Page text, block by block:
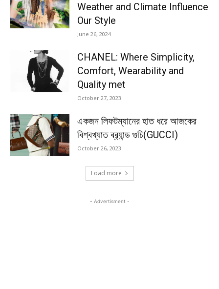
Weather and Climate Influence
Our Style
June 26, 2024
CHANEL: Where Simplicity,
Comfort, Wearability and
Quality met
October 27, 2023
একজন লিফটম্যানের হাত ধরে আজকের
বিশ্বখ্যাত ব্র‍্যান্ড গুচি(GUCCI)
October 26, 2023
Load more
- Advertisment -